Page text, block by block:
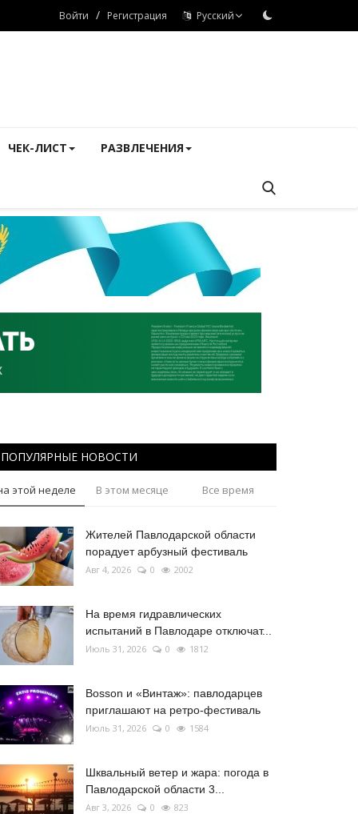
Войти / Регистрация Русский
ЧЕК-ЛИСТ РАЗВЛЕЧЕНИЯ
ПОПУЛЯРНЫЕ НОВОСТИ
этой неделе В этом месяце Все время
Жителей Павлодарской области
порадует арбузный фестиваль
Авг 4, 2026 0 2002
На время гидравлических
испытаний в Павлодаре отключат...
Июль 31, 2026 0 1812
Bosson и «Винтаж»: павлодарцев
приглашают на ретро-фестиваль
Июль 31, 2026 0 1584
Шквальный ветер и жара: погода в
Павлодарской области 3...
Авг 3, 2026 0 823